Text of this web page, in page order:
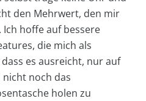
den Mehrwert, den mir
hoffe auf bessere
die mich als
es ausreicht, nur auf
noch das
holen zu